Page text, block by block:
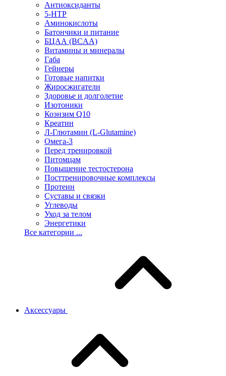
Антиоксиданты
5-HTP
Аминокислоты
Батончики и питание
БЦАА (BCAA)
Витамины и минералы
Габа
Гейнеры
Готовые напитки
Жиросжигатели
Здоровье и долголетие
Изотоники
Коэнзим Q10
Креатин
Л-Глютамин (L-Glutamine)
Омега-3
Перед тренировкой
Питомцам
Повышение тестостерона
Посттренировочные комплексы
Протеин
Суставы и связки
Углеводы
Уход за телом
Энергетики
Все категории ...
Аксессуары